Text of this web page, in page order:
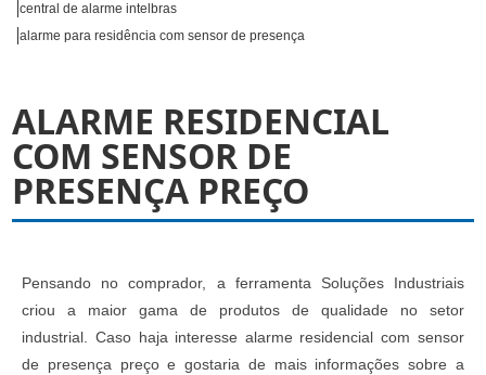
central de alarme intelbras
alarme para residência com sensor de presença
ALARME RESIDENCIAL
COM SENSOR DE
PRESENÇA PREÇO
Pensando no comprador, a ferramenta Soluções Industriais
criou a maior gama de produtos de qualidade no setor
industrial. Caso haja interesse alarme residencial com sensor
de presença preço e gostaria de mais informações sobre a